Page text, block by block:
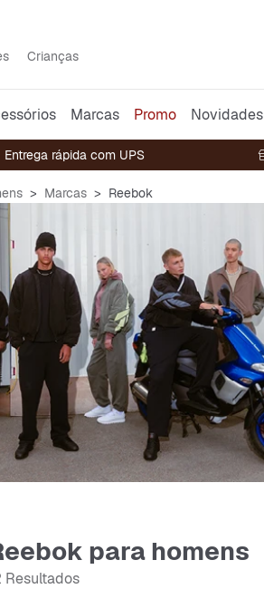
Crianças
Marcas Promo Novidades
Entrega rápida com UPS
Marcas Reebok
para homens
Resultados